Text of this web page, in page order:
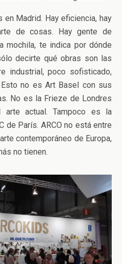
en Madrid. Hay eficiencia, hay
de cosas. Hay gente de
mochila, te indica por dónde
decirte qué obras son las
industrial, poco sofisticado,
no es Art Basel con sus
No es la Frieze de Londres
actual. Tampoco es la
de París. ARCO no está entre
contemporáneo de Europa,
no tienen.